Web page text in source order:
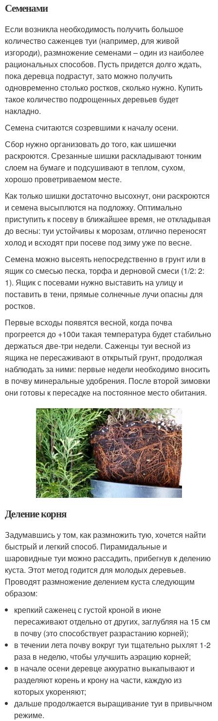
Семенами
Если возникла необходимость получить большое
количество саженцев туи (например, для живой
изгороди), размножение семенами – один из наиболее
рациональных способов. Пусть придется долго ждать,
пока деревца подрастут, зато можно получить
одновременно столько ростков, сколько нужно. Купить
такое количество подрощенных деревьев будет
накладно.
Семена считаются созревшими к началу осени.
Сбор нужно организовать до того, как шишечки
раскроются. Срезанные шишки раскладывают тонким
слоем на бумаге и подсушивают в теплом, сухом,
хорошо проветриваемом месте.
Как только шишки достаточно высохнут, они раскроются
и семена высыплются на подложку. Оптимально
приступить к посеву в ближайшее время, не откладывая
до весны: туи устойчивы к морозам, отлично переносят
холод и всходят при посеве под зиму уже по весне.
Семена можно высеять непосредственно в грунт или в
ящик со смесью песка, торфа и дерновой смеси (1/2: 2:
1). Ящик с посевами нужно выставить на улицу и
поставить в тени, прямые солнечные лучи опасны для
ростков.
Первые всходы появятся весной, когда почва
прогреется до +100и такая температура будет стабильно
держаться две-три недели. Саженцы туи весной из
ящика не пересаживают в открытый грунт, продолжая
наблюдать за ними: первые недели необходимо вносить
в почву минеральные удобрения. После второй зимовки
они готовы к пересадке на постоянное место обитания.
Деление корня
Задумавшись у том, как размножить тую, хочется найти
быстрый и легкий способ. Пирамидальные и
шаровидные туи можно рассадить, прибегнув к делению
куста. Этот метод годится для молодых деревьев.
Проводят размножение делением куста следующим
образом:
крепкий саженец с густой кроной в июне
пересаживают отдельно от других, заглубляя на 15 см
в почву (это способствует разрастанию корней);
в течении лета почву вокруг туи тщательно рыхлят 1-2
раза в неделю, чтобы улучшить аэрацию корней;
в начале осени деревце аккуратно выкапывают и
разделяют корень и крону на части, каждую из
которых укореняют;
дальше продолжается выращивание туи в привычном
режиме.